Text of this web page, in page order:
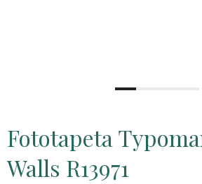
Fototapeta
Walls R13971